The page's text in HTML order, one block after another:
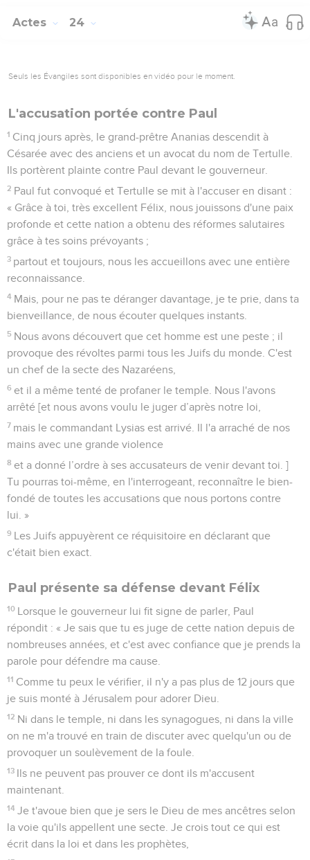
Actes 24
Seuls les Évangiles sont disponibles en vidéo pour le moment.
L'accusation portée contre Paul
1 Cinq jours après, le grand-prêtre Ananias descendit à
Césarée avec des anciens et un avocat du nom de Tertulle.
Ils portèrent plainte contre Paul devant le gouverneur.
2 Paul fut convoqué et Tertulle se mit à l'accuser en disant :
« Grâce à toi, très excellent Félix, nous jouissons d'une paix
profonde et cette nation a obtenu des réformes salutaires
grâce à tes soins prévoyants ;
3 partout et toujours, nous les accueillons avec une entière
reconnaissance.
4 Mais, pour ne pas te déranger davantage, je te prie, dans ta
bienveillance, de nous écouter quelques instants.
5 Nous avons découvert que cet homme est une peste ; il
provoque des révoltes parmi tous les Juifs du monde. C'est
un chef de la secte des Nazaréens,
6 et il a même tenté de profaner le temple. Nous l'avons
arrêté [et nous avons voulu le juger d’après notre loi,
7 mais le commandant Lysias est arrivé. Il l'a arraché de nos
mains avec une grande violence
8 et a donné l’ordre à ses accusateurs de venir devant toi. ]
Tu pourras toi-même, en l'interrogeant, reconnaître le bien-
fondé de toutes les accusations que nous portons contre
lui. »
9 Les Juifs appuyèrent ce réquisitoire en déclarant que
c'était bien exact.
Paul présente sa défense devant Félix
10 Lorsque le gouverneur lui fit signe de parler, Paul
répondit : « Je sais que tu es juge de cette nation depuis de
nombreuses années, et c'est avec confiance que je prends la
parole pour défendre ma cause.
11 Comme tu peux le vérifier, il n'y a pas plus de 12 jours que
je suis monté à Jérusalem pour adorer Dieu.
12 Ni dans le temple, ni dans les synagogues, ni dans la ville
on ne m'a trouvé en train de discuter avec quelqu'un ou de
provoquer un soulèvement de la foule.
13 Ils ne peuvent pas prouver ce dont ils m'accusent
maintenant.
14 Je t'avoue bien que je sers le Dieu de mes ancêtres selon
la voie qu'ils appellent une secte. Je crois tout ce qui est
écrit dans la loi et dans les prophètes,